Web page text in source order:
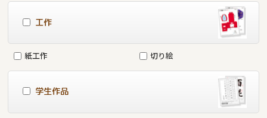
工作
紙工作 切り絵
学生作品